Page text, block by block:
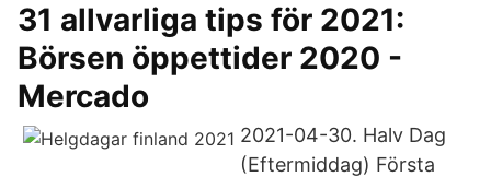
31 allvarliga tips för 2021:
Börsen öppettider 2020 -
Mercado
2021-04-30. Halv Dag
(Eftermiddag) Första